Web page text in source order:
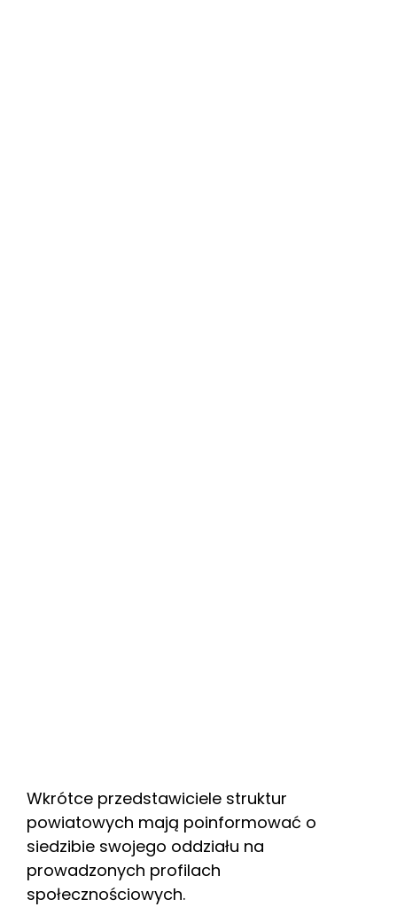
Wkrótce przedstawiciele struktur
powiatowych mają poinformować o
siedzibie swojego oddziału na
prowadzonych profilach
społecznościowych.